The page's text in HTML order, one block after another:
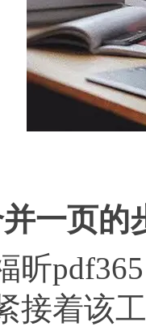
一页的
pdf365
接着该